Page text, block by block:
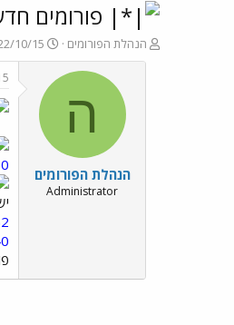
פורומים
פ
ו
הנהלת הפורומים
פ
ו
ס
ם
ב
ת
ר
10/15
ה
הנהלת הפורומים
Administrator